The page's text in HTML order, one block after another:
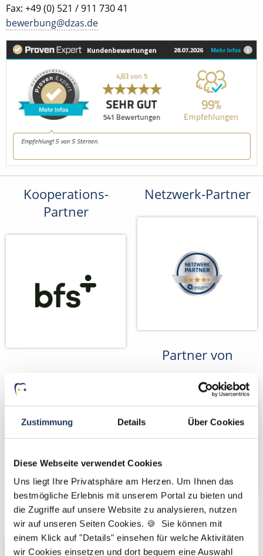
Zustimmung Details Über Cookies
Diese Webseite verwendet Cookies
Uns liegt Ihre Privatsphäre am Herzen. Um Ihnen das
bestmögliche Erlebnis mit unserem Portal zu bieten und
die Zugriffe auf unsere Website zu analysieren, nutzen
wir auf unseren Seiten Cookies. 🍪 Sie können mit
einem Klick auf "Details" einsehen für welche Aktivitäten
wir Cookies einsetzen und dort bequem eine Auswahl
Fax: +49 (0) 521 / 911 730 41
bewerbung@dzas.de
Kooperations-
Partner
Netzwerk-Partner
Partner von
Wir fördern
Wir pflanzen
Bäume